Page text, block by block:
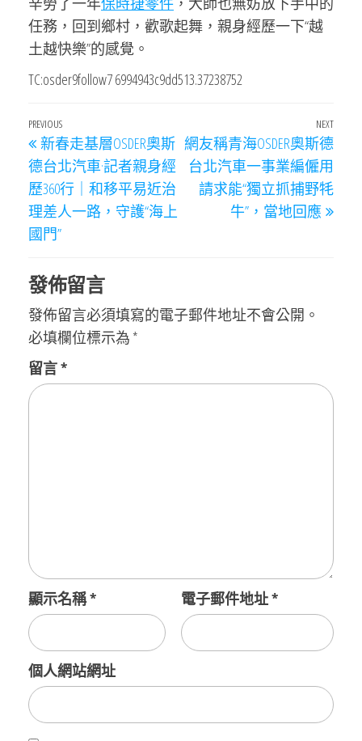
任務，回到鄉村，歡歌起舞，親身經歷一下“越
土越快樂”的感覺。
TC:osder9follow7 6994943c9dd513.37238752
文
章
導
覽
Previous
Post
PREVIOUS
新春走基層OSDER奧斯
德台北汽車·記者親身經
歷360行｜和移平易近治
理差人一路，守護“海上
國門”
Next
Post
NEXT
網友稱青海OSDER奧斯德
台北汽車一事業編僱用
請求能“獨立抓捕野牦
牛”，當地回應
發佈留言
發佈留言必須填寫的電子郵件地址不會公開。
必填欄位標示為 *
留言*
顯示名稱* 電子郵件地址*
個人網站網址